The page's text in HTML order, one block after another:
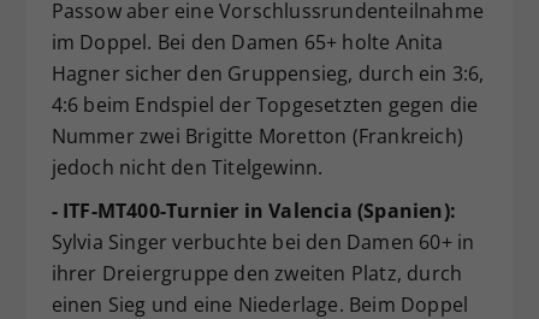
Passow aber eine Vorschlussrundenteilnahme
im Doppel. Bei den Damen 65+ holte Anita
Hagner sicher den Gruppensieg, durch ein 3:6,
4:6 beim Endspiel der Topgesetzten gegen die
Nummer zwei Brigitte Moretton (Frankreich)
jedoch nicht den Titelgewinn.
- ITF-MT400-Turnier in Valencia (Spanien):
Sylvia Singer verbuchte bei den Damen 60+ in
ihrer Dreiergruppe den zweiten Platz, durch
einen Sieg und eine Niederlage. Beim Doppel